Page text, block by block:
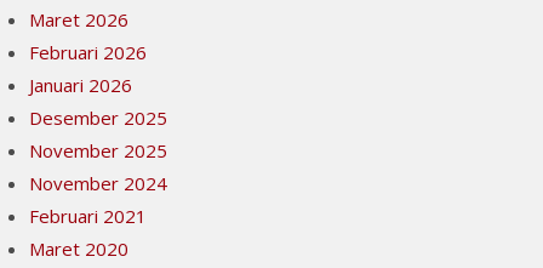
Maret 2026
Februari 2026
Januari 2026
Desember 2025
November 2025
November 2024
Februari 2021
Maret 2020